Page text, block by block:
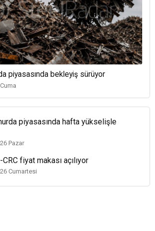
piyasasında bekleyiş sürüyor
piyasasında hafta yükselişle
Pazar
fiyat makası açılıyor
Cumartesi